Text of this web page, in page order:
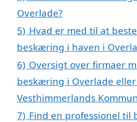
Overlade?
5) Hvad er med til at
beskæring i haven i
6) Oversigt over firmaer
beskæring i Overlade
Vesthimmerlands
7) Find en professionel til